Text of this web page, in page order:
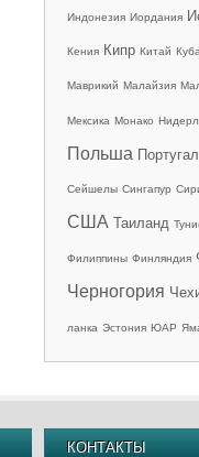
Индонезия Иордания
Кения Кипр Китай Куба
Маврикий Малайзия
Мексика Монако
Польша
Сейшелы Сингапур
США Таиланд
Филиппины Финляндия
Черногория
ланка Эстония ЮАР
КОНТАКТЫ